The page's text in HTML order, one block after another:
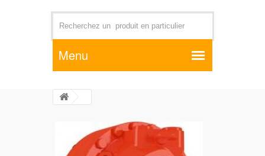
Par exemple +distributeur +CD01